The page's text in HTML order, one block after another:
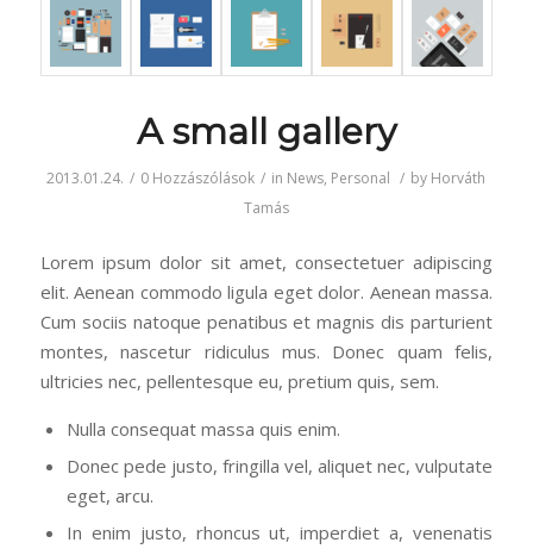
A small gallery
2013.01.24. / 0 Hozzászólások / in News, Personal / by Horváth
Tamás
Lorem ipsum dolor sit amet, consectetuer adipiscing
elit. Aenean commodo ligula eget dolor. Aenean massa.
Cum sociis natoque penatibus et magnis dis parturient
montes, nascetur ridiculus mus. Donec quam felis,
ultricies nec, pellentesque eu, pretium quis, sem.
Nulla consequat massa quis enim.
Donec pede justo, fringilla vel, aliquet nec, vulputate
eget, arcu.
In enim justo, rhoncus ut, imperdiet a, venenatis